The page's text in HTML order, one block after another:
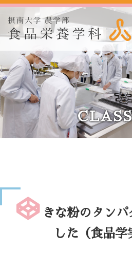
きな粉のタン
した（食品学